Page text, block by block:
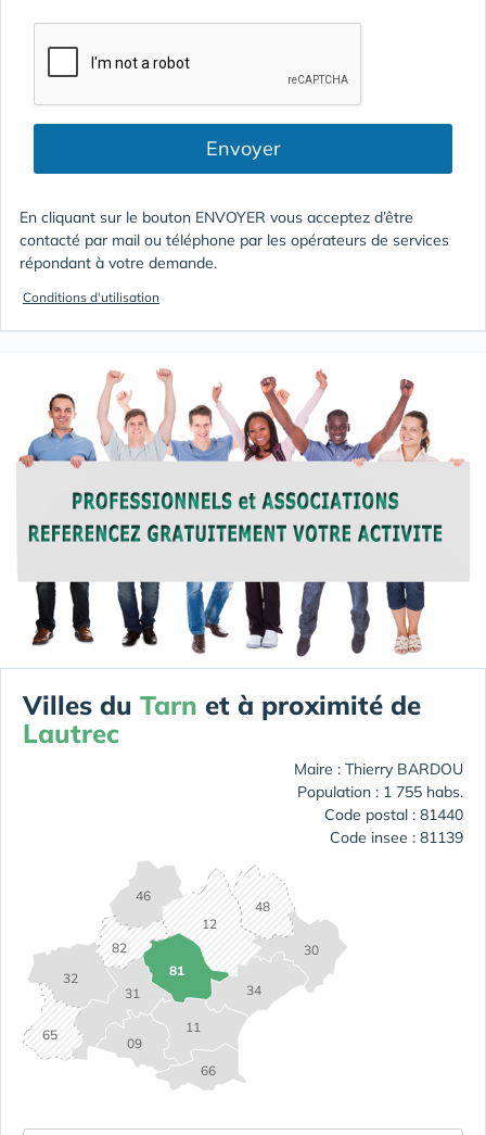
Envoyer
En cliquant sur le bouton ENVOYER vous acceptez d’être
contacté par mail ou téléphone par les opérateurs de services
répondant à votre demande.
Conditions d'utilisation
Villes du Tarn et à proximité de
Lautrec
Maire : Thierry BARDOU
Population : 1 755 habs.
Code postal : 81440
Code insee : 81139
09
11
12
30
31
32
34
46
48
65
66
81
82